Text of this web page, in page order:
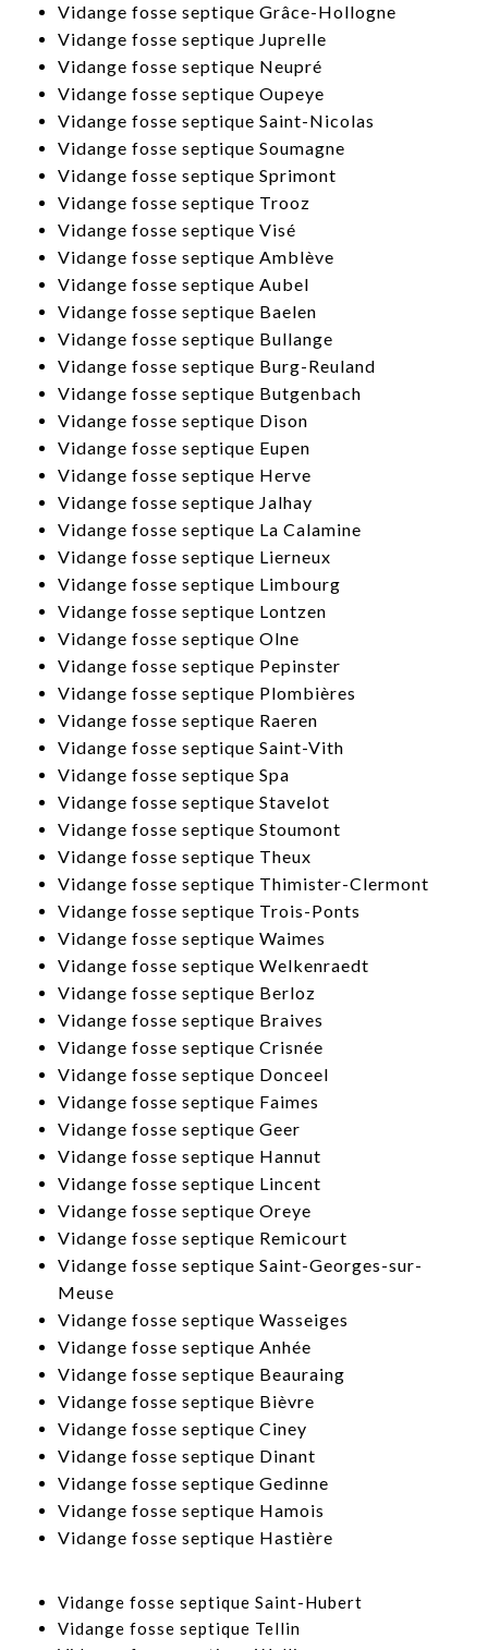
Vidange fosse septique Grâce-Hollogne
Vidange fosse septique Juprelle
Vidange fosse septique Neupré
​Vidange fosse septique Oupeye
​Vidange fosse septique Saint-Nicolas
Vidange fosse septique Soumagne
​Vidange fosse septique Sprimont
​Vidange fosse septique Trooz
​Vidange fosse septique Visé
​Vidange fosse septique Amblève
​Vidange fosse septique Aubel
​Vidange fosse septique Baelen
​Vidange fosse septique Bullange
​Vidange fosse septique Burg-Reuland
​Vidange fosse septique Butgenbach
​Vidange fosse septique Dison
Vidange fosse septique Eupen
​Vidange fosse septique Herve
​Vidange fosse septique Jalhay
​Vidange fosse septique La Calamine
Vidange fosse septique Lierneux
​Vidange fosse septique Limbourg
​Vidange fosse septique Lontzen
​Vidange fosse septique Olne
​Vidange fosse septique Pepinster
​Vidange fosse septique Plombières
​Vidange fosse septique Raeren
​Vidange fosse septique Saint-Vith
Vidange fosse septique Spa
​Vidange fosse septique Stavelot
​Vidange fosse septique Stoumont
​Vidange fosse septique Theux
​Vidange fosse septique Thimister-Clermont
​Vidange fosse septique Trois-Ponts
​Vidange fosse septique Waimes
​Vidange fosse septique Welkenraedt
​Vidange fosse septique Berloz
​Vidange fosse septique Braives
​Vidange fosse septique Crisnée
​Vidange fosse septique Donceel
​Vidange fosse septique Faimes
​Vidange fosse septique Geer
​Vidange fosse septique Hannut
​Vidange fosse septique Lincent
​Vidange fosse septique Oreye
​Vidange fosse septique Remicourt
​Vidange fosse septique Saint-Georges-sur-
Meuse
Vidange fosse septique Wasseiges
​Vidange fosse septique Anhée
​Vidange fosse septique Beauraing
​Vidange fosse septique Bièvre
​Vidange fosse septique Ciney
​Vidange fosse septique Dinant
​Vidange fosse septique Gedinne
​Vidange fosse septique Hamois
​Vidange fosse septique Hastière
​Vidange fosse septique Saint-Hubert
​Vidange fosse septique Tellin